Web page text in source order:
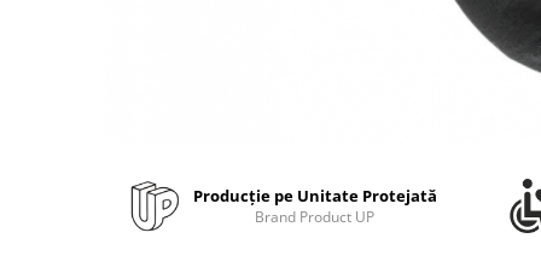
Instrumente de scris eco
Creioane mecanice si grafit
Producție pe Unitate Protejată
Brand Product UP